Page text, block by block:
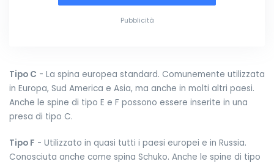
Pubblicità
Tipo C - La spina europea standard. Comunemente utilizzata
in Europa, Sud America e Asia, ma anche in molti altri paesi.
Anche le spine di tipo E e F possono essere inserite in una
presa di tipo C.
Tipo F - Utilizzato in quasi tutti i paesi europei e in Russia.
Conosciuta anche come spina Schuko. Anche le spine di tipo